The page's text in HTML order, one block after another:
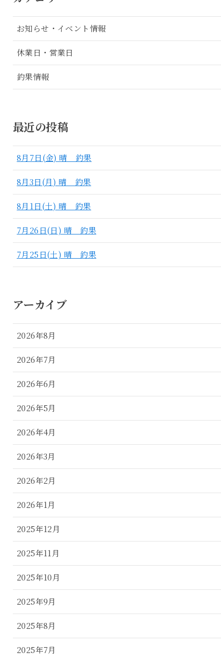
お知らせ・イベント情報
休業日・営業日
釣果情報
最近の投稿
8月7日(金) 晴 釣果
8月3日(月) 晴 釣果
8月1日(土) 晴 釣果
7月26日(日) 晴 釣果
7月25日(土) 晴 釣果
アーカイブ
2026年8月
2026年7月
2026年6月
2026年5月
2026年4月
2026年3月
2026年2月
2026年1月
2025年12月
2025年11月
2025年10月
2025年9月
2025年8月
2025年7月